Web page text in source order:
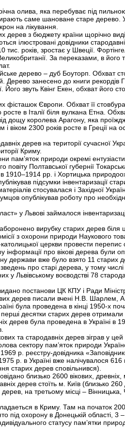
олива, яка перебуває під
саме шановане старе дерево.
на лікування.
дерев з бюджету країни щорічно
ілюстровані довідники
років, зростає у Швеції.
За переказами, в
дерево – дуб Боуторп. Обхват
занесено до книги рекордів
звуть Квінг Екен, обхват його
фісташок Європи. Обхват її
в Італії біля вулкана Етна.
дощу королева Арагону, яка
2300 років росте в Греції на
дерев на території сучасної
Криму.
пам’яток природи окремі
Полтавської губернії
рр. і Хортицька
підсумки інвентаризації
стосувалася і Західної
опублікував роботу про
у Львові займалося
вирубку старих дерев
з охорони природи Наукового
церкви провести перепис
інформації про вікові дерева були
держави вже було взято 11 старих
про старі дерева, у тому
у Львівському воєводстві 78
постанови ЦК КПУ і Ради
дерев писали вчені Н.В. Шарлем,
була проведена в кінці 1950-х
десятки старих дерев отримали
дерев була проведена в Україні в
та стародавніх дерев зіграв у
сектору пам’яток природи
р. реєстру-довідника
р. в Україні вже налічувалося
старих дерев сповільнився).
близько 2600 вікових,
дерев стоїть м. Київ (близько
на третьому місці – Вінницька,
в Криму. Там на початок
охорону в Донецькій області, 3 –
статусу пам’ятки